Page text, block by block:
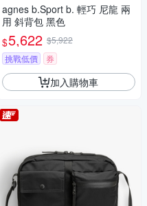
agnes b.Sport b. 輕巧 尼龍 兩
用 斜背包 黑色
$5,622 $5,922
挑戰低價
券
加入購物車